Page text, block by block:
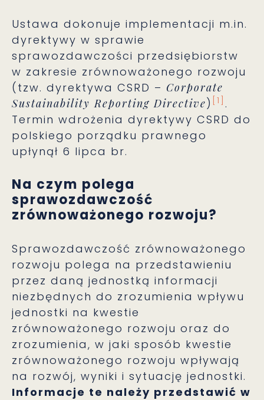
Ustawa dokonuje implementacji m.in.
dyrektywy w sprawie
sprawozdawczości przedsiębiorstw
w zakresie zrównoważonego rozwoju
(tzw. dyrektywa CSRD – Corporate
Sustainability Reporting Directive) [1] .
Termin wdrożenia dyrektywy CSRD do
polskiego porządku prawnego
upłynął 6 lipca br.
Na czym polega
sprawozdawczość
zrównoważonego rozwoju?
Sprawozdawczość zrównoważonego
rozwoju polega na przedstawieniu
przez daną jednostką informacji
niezbędnych do zrozumienia wpływu
jednostki na kwestie
zrównoważonego rozwoju oraz do
zrozumienia, w jaki sposób kwestie
zrównoważonego rozwoju wpływają
na rozwój, wyniki i sytuację jednostki.
Informacje te należy przedstawić w